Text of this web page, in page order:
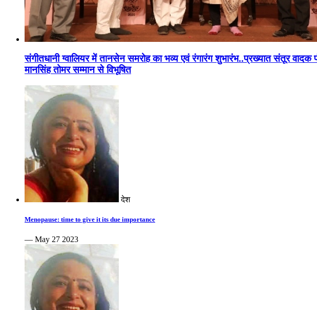
संगीतधानी ग्वालियर में तानसेन समरोह का भव्य एवं रंगारंग शुभारंभ..प्रख्यात संतूर
मानसिंह तोमर सम्मान से विभूषित
देश
Menopause: time to give it its due importance
— May 27 2023